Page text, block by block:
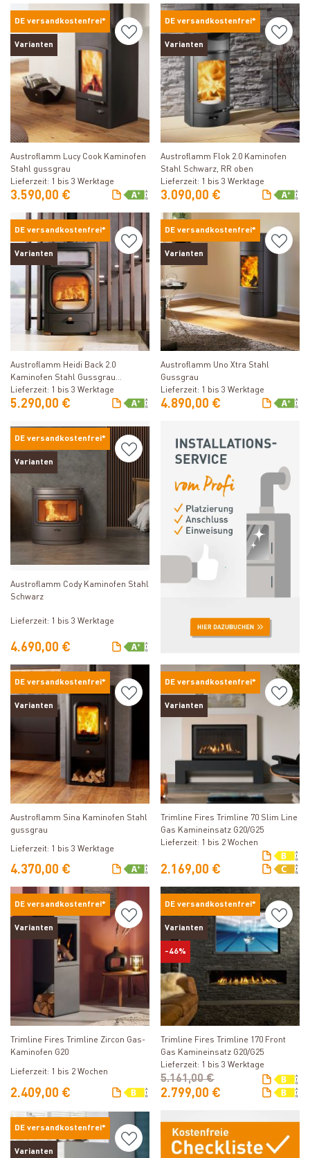
DE versandkostenfrei*
Varianten
Produkt ansehen
Austroflamm Lucy Cook Kaminofen
Stahl gussgrau
Lieferzeit: 1 bis 3 Werktage
3.590,00 €
DE versandkostenfrei*
Varianten
Produkt ansehen
Austroflamm Flok 2.0 Kaminofen
Stahl Schwarz, RR oben
Lieferzeit: 1 bis 3 Werktage
3.090,00 €
DE versandkostenfrei*
Varianten
Produkt ansehen
Austroflamm Heidi Back 2.0
Kaminofen Stahl Gussgrau
Rauchabgang oben
Lieferzeit: 1 bis 3 Werktage
5.290,00 €
DE versandkostenfrei*
Varianten
Produkt ansehen
Austroflamm Uno Xtra Stahl
Gussgrau
Lieferzeit: 1 bis 3 Werktage
4.890,00 €
DE versandkostenfrei*
Varianten
Produkt ansehen
Austroflamm Cody Kaminofen Stahl
Schwarz
Lieferzeit: 1 bis 3 Werktage
4.690,00 €
DE versandkostenfrei*
Varianten
Produkt ansehen
Austroflamm Sina Kaminofen Stahl
gussgrau
Lieferzeit: 1 bis 3 Werktage
4.370,00 €
DE versandkostenfrei*
Varianten
Produkt ansehen
Trimline Fires Trimline 70 Slim Line
Gas Kamineinsatz G20/G25
Lieferzeit: 1 bis 2 Wochen
2.169,00 €
DE versandkostenfrei*
Varianten
Produkt ansehen
Trimline Fires Trimline Zircon Gas-
Kaminofen G20
Lieferzeit: 1 bis 2 Wochen
2.409,00 €
DE versandkostenfrei*
Varianten
-46%
Produkt ansehen
Trimline Fires Trimline 170 Front
Gas Kamineinsatz G20/G25
Lieferzeit: 1 bis 3 Werktage
2.799,00 €
5.161,00 €
DE versandkostenfrei*
Varianten